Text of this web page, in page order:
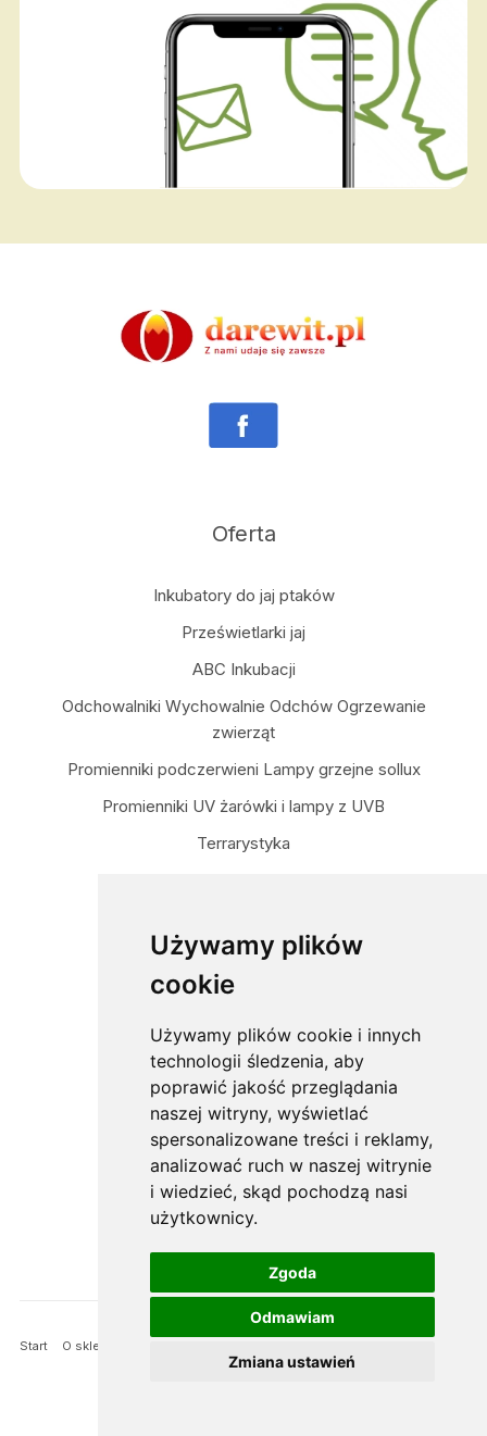
Używamy plików
cookie
Używamy plików cookie i innych
technologii śledzenia, aby
poprawić jakość przeglądania
naszej witryny, wyświetlać
spersonalizowane treści i reklamy,
analizować ruch w naszej witrynie
i wiedzieć, skąd pochodzą nasi
użytkownicy.
Zgoda
Odmawiam
Zmiana ustawień
Oferta
Inkubatory do jaj ptaków
Prześwietlarki jaj
ABC Inkubacji
Odchowalniki Wychowalnie Odchów Ogrzewanie
zwierząt
Promienniki podczerwieni Lampy grzejne sollux
Promienniki UV żarówki i lampy z UVB
Terrarystyka
Dane kontaktowe
darewit.pl
ul. Licealna 81
04-424 Warszawa
tel. (22) (22) 673 56 69
tel. kom. (+48) 609 819 669
e-mail: sklep@darewit.pl
Start O sklepie
Cookies